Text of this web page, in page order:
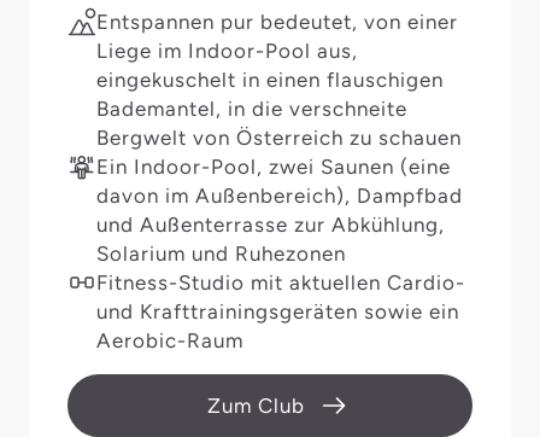
Entspannen pur bedeutet, von einer
Liege im Indoor-Pool aus,
eingekuschelt in einen flauschigen
Bademantel, in die verschneite
Bergwelt von Österreich zu schauen
Ein Indoor-Pool, zwei Saunen (eine
davon im Außenbereich), Dampfbad
und Außenterrasse zur Abkühlung,
Solarium und Ruhezonen
Fitness-Studio mit aktuellen Cardio-
und Krafttrainingsgeräten sowie ein
Aerobic-Raum
Zum Club